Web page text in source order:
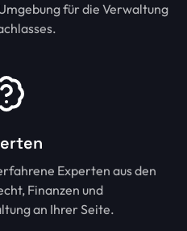
für die Verwaltung
Experten aus den
Finanzen und
an Ihrer Seite.